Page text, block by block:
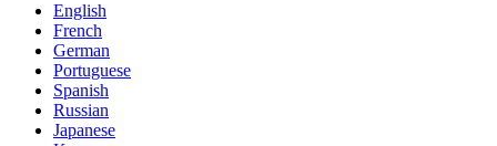
English
French
German
Portuguese
Spanish
Russian
Japanese